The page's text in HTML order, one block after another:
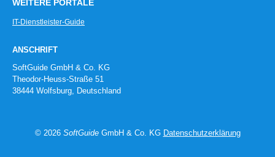
WEITERE PORTALE
IT-Dienstleister-Guide
ANSCHRIFT
SoftGuide GmbH & Co. KG
Theodor-Heuss-Straße 51
38444 Wolfsburg, Deutschland
© 2026 SoftGuideGmbH & Co. KG Datenschutzerklärung